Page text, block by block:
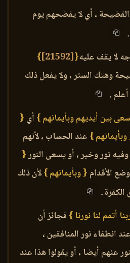
، أي لا يفضحهم يوم
لا يقف عليه{
[21592]
}
وهتك الستر ، ولا يفعل ذلك
.
بين أيديهم وبأيمانهم } أي {
} عند الحساب ، لأنهم
نور وخير ، أو يسعى النور{
الأقدام { وبأيمانهم }لأن ذلك
.
أتمم لنا نورنا } فجائز أن
انطفاء نور المنافقين ،
عنهم أيضا ، أو يقولوا هذا عند